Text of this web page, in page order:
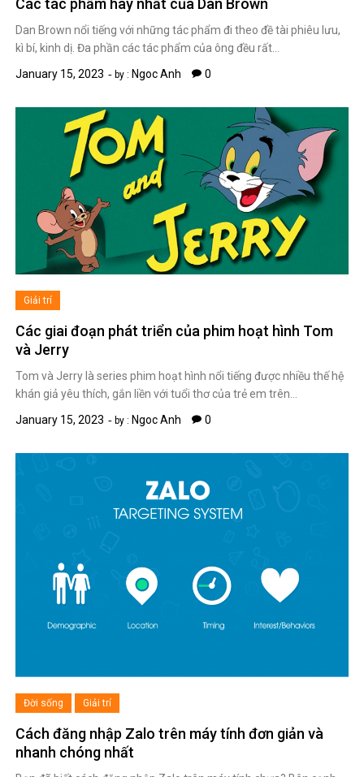
Các tác phẩm hay nhất của Dan Brown
Dan Brown nổi tiếng với những tác phẩm đi theo đề tài phiêu lưu,
kì bí, kinh dị. Đa phần các tác phẩm của ông đều rất…
January 15, 2023
by : Ngoc Anh 0
Giải trí
Các giai đoạn phát triển của phim hoạt hình Tom
và Jerry
Tom và Jerry là series phim hoạt hình nổi tiếng được nhiều thế hệ
khán giả yêu thích, gắn liền với tuổi thơ của trẻ em trên…
January 15, 2023
by : Ngoc Anh 0
Đời sống Giải trí
Cách đăng nhập Zalo trên máy tính đơn giản và
nhanh chóng nhất